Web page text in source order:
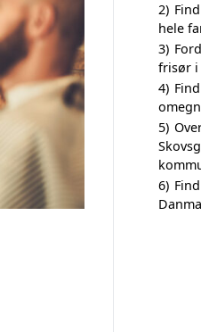
2)
hele
3)
frisør i
4)
omegn
5)
6)